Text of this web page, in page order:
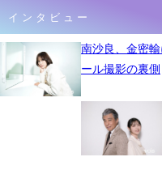
インタビュー
南沙良、金密
ール撮影の裏側